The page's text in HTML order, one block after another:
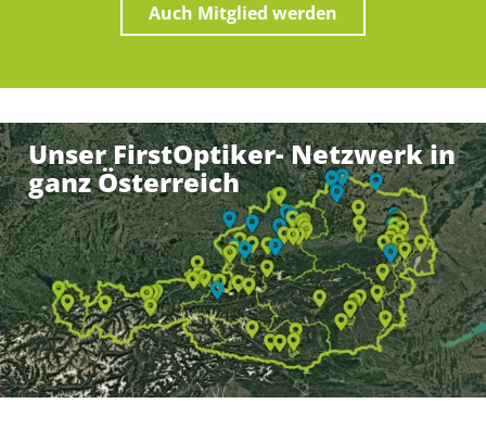
Auch Mitglied werden
Unser FirstOptiker- Netzwerk in
ganz Österreich